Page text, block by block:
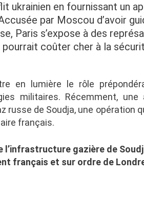
ukrainien en fournissant un
par Moscou d’avoir
Paris s’expose à des
coûter cher à la
en lumière le rôle
militaires. Récemment, une
russe de Soudja, une opération
français.
l’infrastructure gazière de
français et sur ordre de